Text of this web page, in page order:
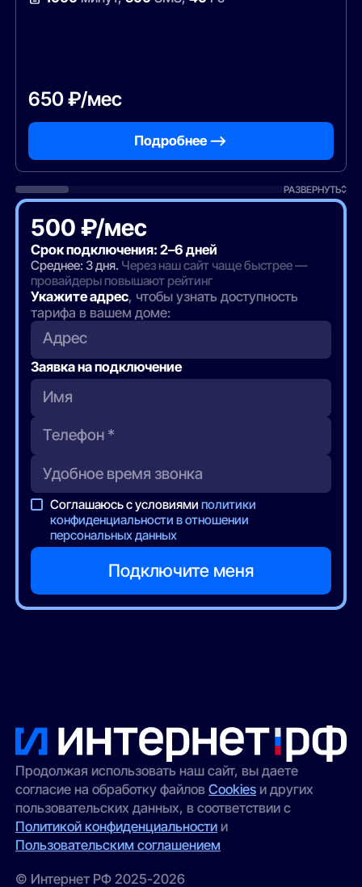
650 ₽/мес
Подробнее —>
РАЗВЕРНУТЬ
500 ₽/мес
Срок подключения: 2–6 дней
Среднее: 3 дня. Через наш сайт чаще быстрее —
провайдеры повышают рейтинг
Укажите адрес, чтобы узнать доступность
тарифа в вашем доме:
Адрес
Заявка на подключение
Соглашаюсь с условиямиполитики
конфиденциальности в отношении
персональных данных
Продолжая использовать наш сайт, вы даете
согласие на обработку файловCookies и других
пользовательских данных, в соответствии с
Политикой конфиденциальности и
Пользовательским соглашением
© Интернет РФ 2025-2026